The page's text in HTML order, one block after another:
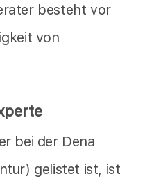
besteht vor
von
bei der Dena
gelistet ist, ist